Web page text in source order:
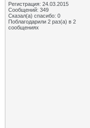
Регистрация: 24.03.2015
Сообщений: 349
Сказал(а) спасибо: 0
Поблагодарили 2 раз(а) в 2
сообщениях